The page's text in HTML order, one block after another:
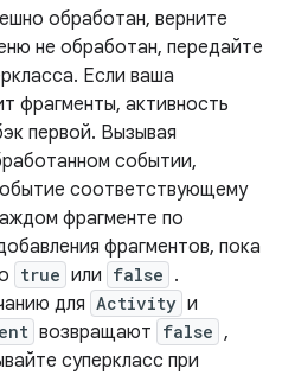
обработан, верните
не обработан, передайте
Если ваша
фрагменты, активность
первой. Вызывая
событии,
соответствующему
фрагменте по
фрагментов, пока
true или false .
для Activity и
возвращают false ,
суперкласс при